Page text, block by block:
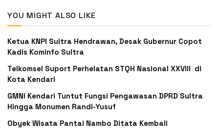
YOU MIGHT ALSO LIKE
Ketua KNPI Sultra Hendrawan, Desak Gubernur Copot
Kadis Kominfo Sultra
Telkomsel Suport Perhelatan STQH Nasional XXVIII di
Kota Kendari
GMNI Kendari Tuntut Fungsi Pengawasan DPRD Sultra
Hingga Monumen Randi-Yusuf ‎
Obyek Wisata Pantai Nambo Ditata Kembali